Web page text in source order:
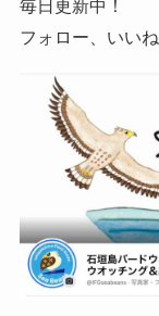
毎日更新中！
フォロー、いい